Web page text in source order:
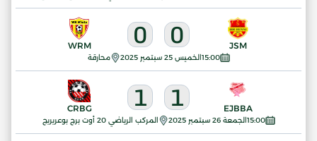
15:00الخميس 25 سبتمبر 2025 محارقة
JSM
0
0
WRM
15:00الجمعة 26 سبتمبر 2025 المركب الرياضي 20 أوت برج بوعريريج
EJBBA
1
1
CRBG